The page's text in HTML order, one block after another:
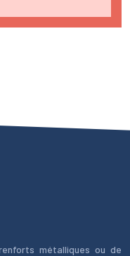
métalliques ou de